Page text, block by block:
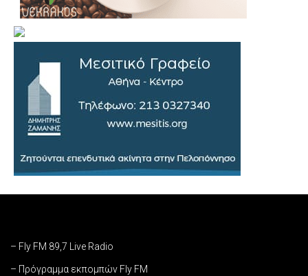
– Fly FM 89,7 Live Radio
– Πρόγραμμα εκπομπών Fly FM